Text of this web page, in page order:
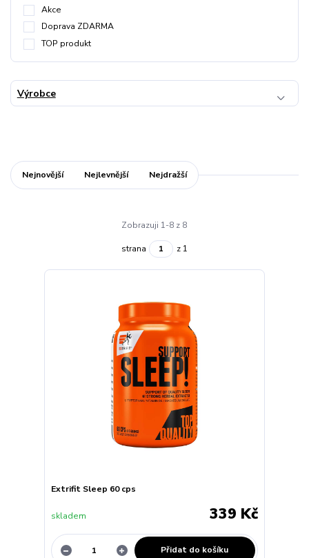
Akce
Doprava ZDARMA
TOP produkt
Výrobce
Nejnovější Nejlevnější Nejdražší
Zobrazuji 1-8 z 8
strana z 1
Extrifit Sleep 60 cps
339 Kč
skladem
Přidat do košíku